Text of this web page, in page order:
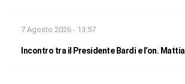
7 Agosto 2026 - 13:57
Incontro tra il Presidente Bardi e l’on. Mattia